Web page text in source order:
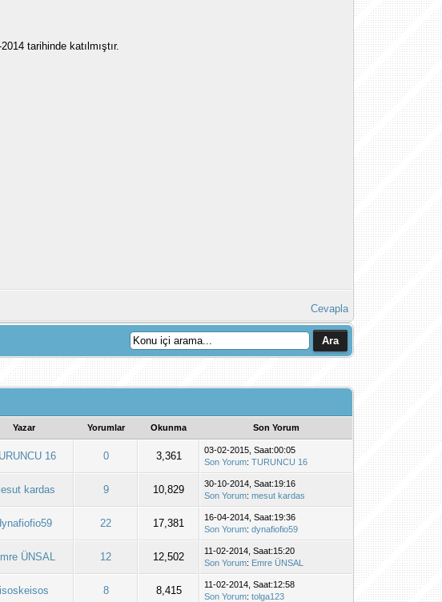
tarihinde katılmıştır.
Cevapla
Yazar Yorumlar Okunma Son Yorum
16 0 3,361
03-02-2015, Saat:00:05
Son Yorum:TURUNCU 16
kardas 9 10,829
30-10-2014, Saat:19:16
Son Yorum:mesut kardas
22 17,381
16-04-2014, Saat:19:36
Son Yorum:dynafiofio59
ÜNSAL 12 12,502
11-02-2014, Saat:15:20
Son Yorum: Emre ÜNSAL
isoskeisos 8 8,415
11-02-2014, Saat:12:58
Son Yorum:tolga123